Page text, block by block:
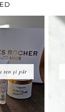
ten și păr